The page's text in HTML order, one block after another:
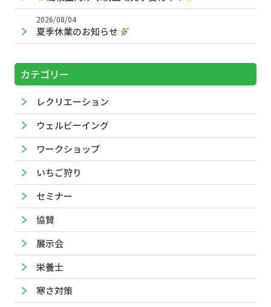
夏季休業のお知らせ
2026/08/04
カテゴリー
レクリエーション
ウェルビーイング
ワークショップ
いちご狩り
セミナー
協賛
展示会
栄養士
寒さ対策